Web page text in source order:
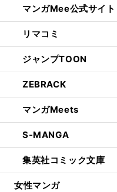
マンガMee公式サイト
リマコミ
ジャンプTOON
ZEBRACK
マンガMeets
S-MANGA
集英社コミック文庫
女性マンガ